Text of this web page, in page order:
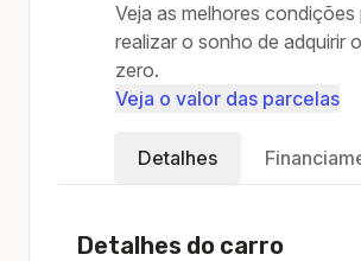
Veja as melhores
realizar o sonho de adquirir
zero.
Veja o valor das parcelas
Detalhes
Detalhes do carro